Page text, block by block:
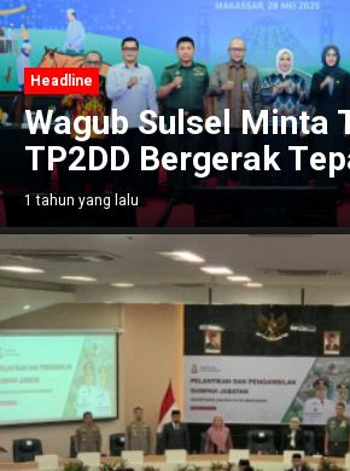
Headline
Wagub Sulsel Minta
TP2DD Bergerak
1 tahun yang lalu